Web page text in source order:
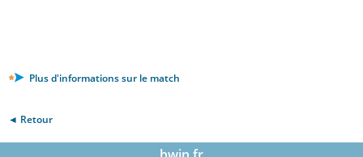
Plus d'informations sur le match
◄ Retour